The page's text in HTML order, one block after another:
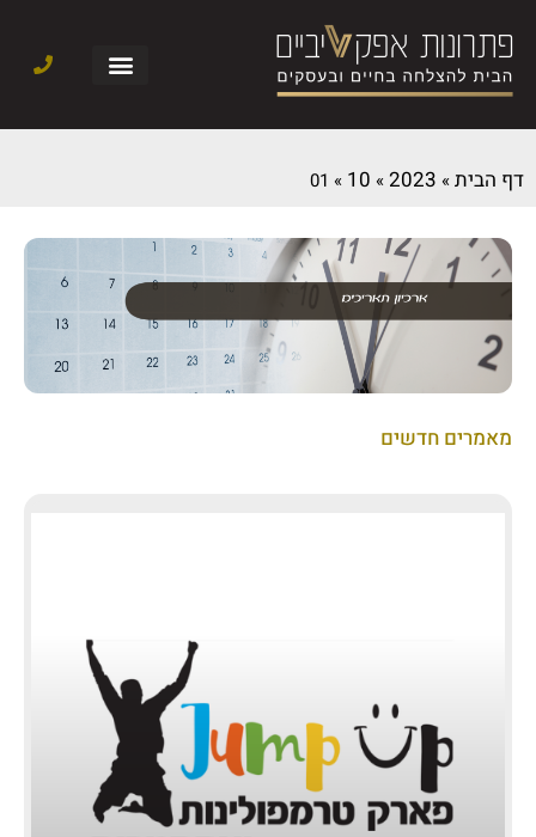
דף הבית»
2023
»
10
»
מאמרים חדשים